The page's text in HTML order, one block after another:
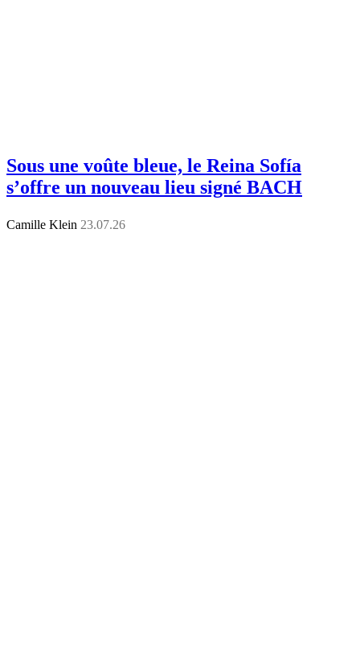
Sous une voûte bleue, le Reina Sofía
s’offre un nouveau lieu signé BACH
Camille Klein 23.07.26